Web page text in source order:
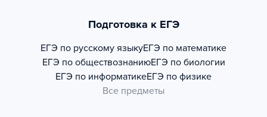
Подготовка к ЕГЭ
ЕГЭ по русскому языкуЕГЭ по математике
ЕГЭ по обществознаниюЕГЭ по биологии
ЕГЭ по информатикеЕГЭ по физике
Все предметы